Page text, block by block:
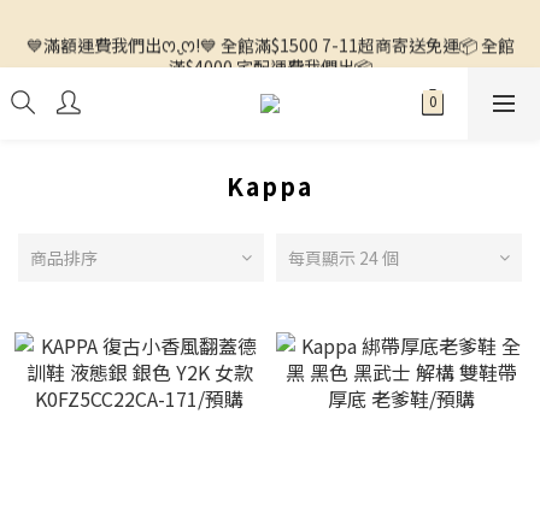
🌼徵求客人中🌼 ◕ᴗ<.ᐟ 更多新品歡迎追蹤官方INSTAGRAM🔗
💙滿額運費我們出ꯁ.̮ꯁ!💙 全館滿$1500 7-11超商寄送免運📦 全館
滿$4000 宅配運費我們出📦
🌼徵求客人中🌼 ◕ᴗ<.ᐟ 更多新品歡迎追蹤官方INSTAGRAM🔗
Kappa
商品排序 每頁顯示 24 個